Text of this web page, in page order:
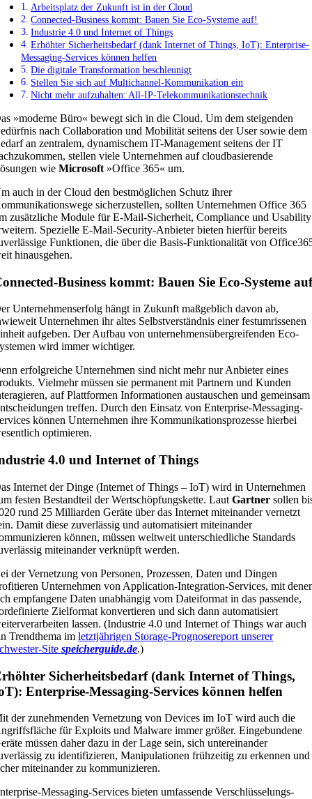
Arbeitsplatz der Zukunft ist in der Cloud
Connected-Business kommt: Bauen Sie Eco-Systeme auf!
Industrie 4.0 und Internet of Things
Erhöhter Sicherheitsbedarf (dank Internet of Things, IoT): Enterprise-
Messaging-Services können helfen
Die digitale Transformation beschleunigt
Stellen Sie sich auf Multichannel-Kommunikation ein
Nicht mehr aufzuhalten: All-IP-Telekommunikationstechnik
»moderne Büro« bewegt sich in die Cloud. Um dem steigenden
nach Collaboration und Mobilität seitens der User sowie dem
an zentralem, dynamischem IT-Management seitens der IT
stellen viele Unternehmen auf cloudbasierende
wieMicrosoft »Office 365« um.
auch in der Cloud den bestmöglichen Schutz ihrer
sicherzustellen, sollten Unternehmen Office 365
zusätzliche Module für E-Mail-Sicherheit, Compliance und Usability
Spezielle E-Mail-Security-Anbieter bieten hierfür bereits
Funktionen, die über die Basis-Funktionalität von
hinausgehen.
Business kommt: Bauen Sie Eco-Systeme
Unternehmenserfolg hängt in Zukunft maßgeblich davon ab,
Unternehmen ihr altes Selbstverständnis einer festumrissenen
aufgeben. Der Aufbau von unternehmensübergreifenden Eco-
wird immer wichtiger.
erfolgreiche Unternehmen sind nicht mehr nur Anbieter eines
Vielmehr müssen sie permanent mit Partnern und Kunden
auf Plattformen Informationen austauschen und gemeinsam
treffen. Durch den Einsatz von Enterprise-Messaging-
können Unternehmen ihre Kommunikationsprozesse hierbei
optimieren.
4.0 und Internet of Things
Internet der Dinge (Internet of Things – IoT) wird in Unternehmen
festen Bestandteil der Wertschöpfungskette. LautGartner sollen
rund 25 Milliarden Geräte über das Internet miteinander vernetzt
Damit diese zuverlässig und automatisiert miteinander
können, müssen weltweit unterschiedliche Standards
miteinander verknüpft werden.
der Vernetzung von Personen, Prozessen, Daten und Dingen
Unternehmen von Application-Integration-Services, mit
empfangene Daten unabhängig vom Dateiformat in das passende,
Zielformat konvertieren und sich dann automatisiert
lassen. (Industrie 4.0 und Internet of Things war auch
Trendthema imletztjährigen Storage-Prognosereport unserer
Sitespeicherguide.de.)
Sicherheitsbedarf (dank Internet of Things,
Enterprise-Messaging-Services können helfen
der zunehmenden Vernetzung von Devices im IoT wird auch die
für Exploits und Malware immer größer. Eingebundene
müssen daher dazu in der Lage sein, sich untereinander
zu identifizieren, Manipulationen frühzeitig zu erkennen und
miteinander zu kommunizieren.
Messaging-Services bieten umfassende Verschlüsselungs-